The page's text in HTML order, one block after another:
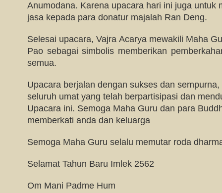
Anumodana. Karena upacara hari ini juga untuk
jasa kepada para donatur majalah Ran Deng.
Selesai upacara, Vajra Acarya mewakili Maha
Pao sebagai simbolis memberikan
semua.
Upacara berjalan dengan sukses dan
seluruh umat yang telah berpartisipasi dan
Upacara ini. Semoga Maha Guru dan para
memberkati anda dan keluarga
Semoga Maha Guru selalu memutar roda
Selamat Tahun Baru Imlek 2562
Om Mani Padme Hum